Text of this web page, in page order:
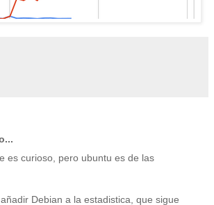
es curioso, pero ubuntu es de las
Debian a la estadistica, que sigue